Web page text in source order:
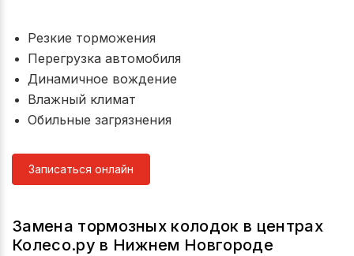
Резкие торможения
Перегрузка автомобиля
Динамичное вождение
Влажный климат
Обильные загрязнения
Записаться онлайн
Замена тормозных колодок в центрах
Колесо.ру в Нижнем Новгороде